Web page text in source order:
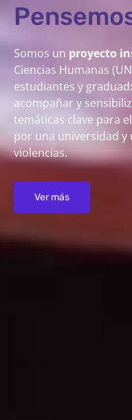
Somos un proyecto
Ciencias Humanas
estudiantes y
acompañar y
temáticas clave para el
por una universidad y
violencias.
Ver más